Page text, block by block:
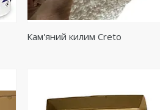
Кам'яний килим Creto